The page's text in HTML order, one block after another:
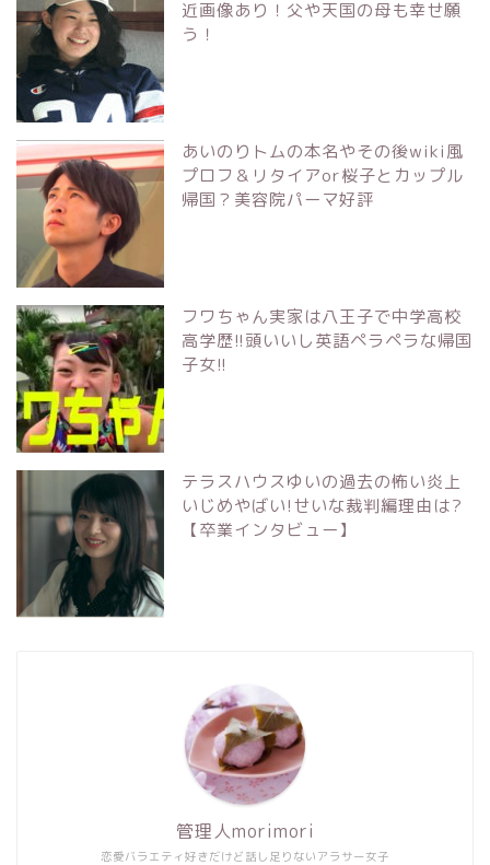
近画像あり！父や天国の母も幸せ願
う！
あいのりトムの本名やその後wiki風
プロフ＆リタイアor桜子とカップル
帰国？美容院パーマ好評
フワちゃん実家は八王子で中学高校
高学歴!!頭いいし英語ペラペラな帰国
子女!!
テラスハウスゆいの過去の怖い炎上
いじめやばい!せいな裁判編理由は?
【卒業インタビュー】
恋愛バラエティ好きだけど話し足りないアラサー女子
管理人morimori